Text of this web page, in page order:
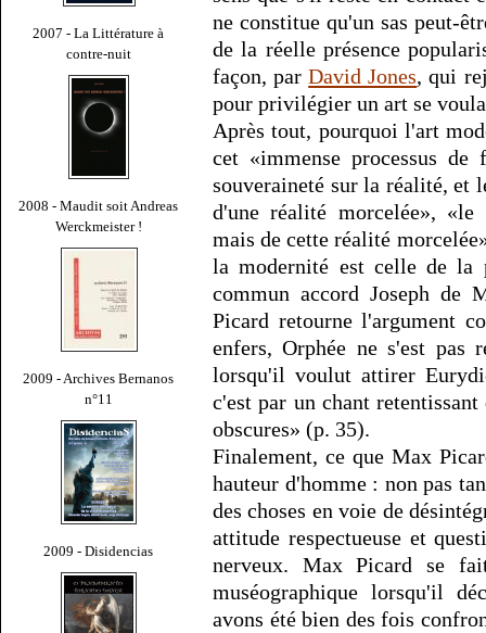
2007 - La Littérature à
contre-nuit
2008 - Maudit soit Andreas
Werckmeister !
2009 - Archives Bernanos
n°11
2009 - Disidencias
ne constitue qu'un sas peut-
de la réelle présence
façon, parDavid Jones, qui
pour privilégier un art se
Après tout, pourquoi l'art
cet «immense processus
souveraineté sur la réalité, et
d'une réalité morcelée», «le
mais de cette réalité
la modernité est celle de la
commun accord Joseph de
Picard retourne l'argument
enfers, Orphée ne s'est pas
lorsqu'il voulut attirer
c'est par un chant
obscures» (p. 35).
Finalement, ce que Max
hauteur d'homme : non pas
des choses en voie de
attitude respectueuse et
nerveux. Max Picard se
muséographique lorsqu'il
avons été bien des fois